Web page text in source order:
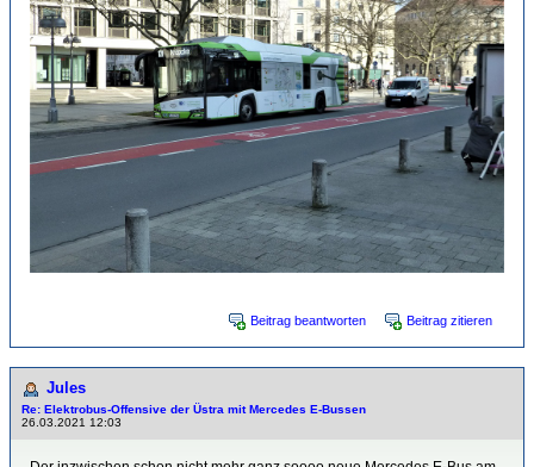
Beitrag beantworten Beitrag zitieren
Jules
Re: Elektrobus-Offensive der Üstra mit Mercedes E-Bussen
26.03.2021 12:03